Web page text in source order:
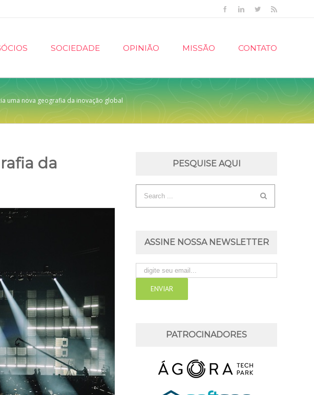
FacebookLinkedinTwitter
SOCIEDADE OPINIÃO MISSÃO CONTATO
uma nova geografia da inovação global
da
PESQUISE AQUI
ASSINE NOSSA NEWSLETTER
PATROCINADORES